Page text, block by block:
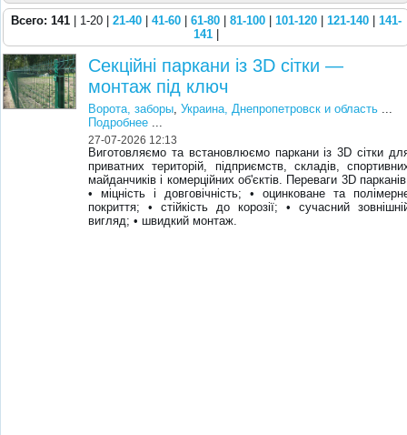
Всего: 141 | 1-20 | 21-40 41-60 61-80 81-100 101-120 121-140
141-
141
Секційні паркани із 3D сітки —
монтаж під ключ
Ворота, заборы,Украина, Днепропетровск и область ...
Подробнее ...
27-07-2026 12:13
Виготовляємо та встановлюємо паркани із 3D сітки
приватних територій, підприємств, складів,
майданчиків і комерційних об'єктів. Переваги 3D
• міцність і довговічність; • оцинковане та
покриття; • стійкість до корозії; • сучасний
вигляд; • швидкий монтаж.